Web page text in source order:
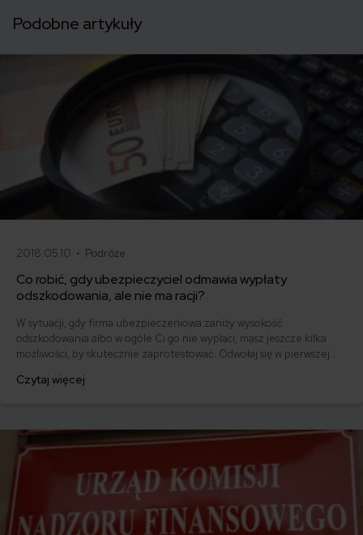
Podobne artykuły
2018.05.10 • Podróże
Co robić, gdy ubezpieczyciel odmawia wypłaty
odszkodowania, ale nie ma racji?
W sytuacji, gdy firma ubezpieczeniowa zaniży wysokość
odszkodowania albo w ogóle Ci go nie wypłaci, masz jeszcze kilka
możliwości, by skutecznie zaprotestować. Odwołaj się w pierwszej
z pomocy Rzecznika Finansowego. W ostateczności, wystąpisz do
Czytaj więcej